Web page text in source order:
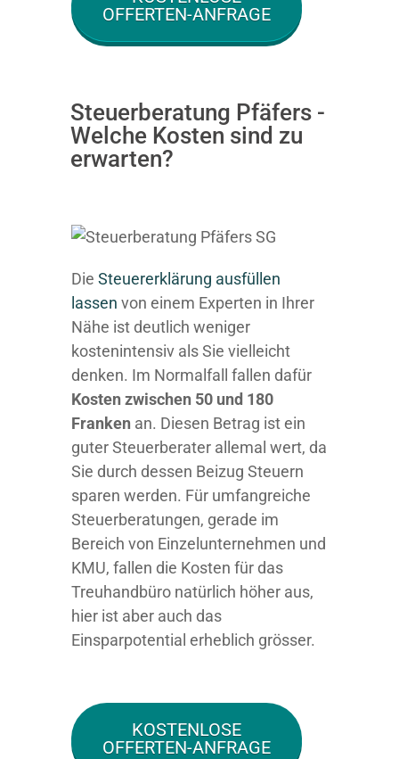
OFFERTEN-ANFRAGE
Steuerberatung Pfäfers -
Welche Kosten sind zu
erwarten?
Die Steuererklärung ausfüllen
lassen von einem Experten in Ihrer
Nähe ist deutlich weniger
kostenintensiv als Sie vielleicht
denken. Im Normalfall fallen dafür
Kosten zwischen 50 und 180
Franken an. Diesen Betrag ist ein
guter Steuerberater allemal wert, da
Sie durch dessen Beizug Steuern
sparen werden. Für umfangreiche
Steuerberatungen, gerade im
Bereich von Einzelunternehmen und
KMU, fallen die Kosten für das
Treuhandbüro natürlich höher aus,
hier ist aber auch das
Einsparpotential erheblich grösser.
KOSTENLOSE
OFFERTEN-ANFRAGE